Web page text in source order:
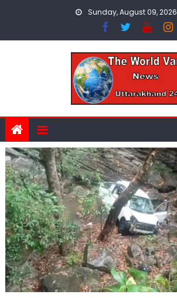
Sunday, August 09, 2026